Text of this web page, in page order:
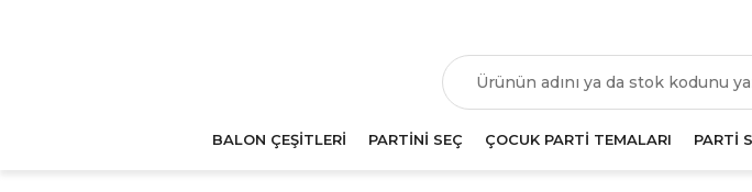
BALON ÇEŞİTLERİ PARTİNİ SEÇ ÇOCUK PARTİ TEMALARI PARTİ